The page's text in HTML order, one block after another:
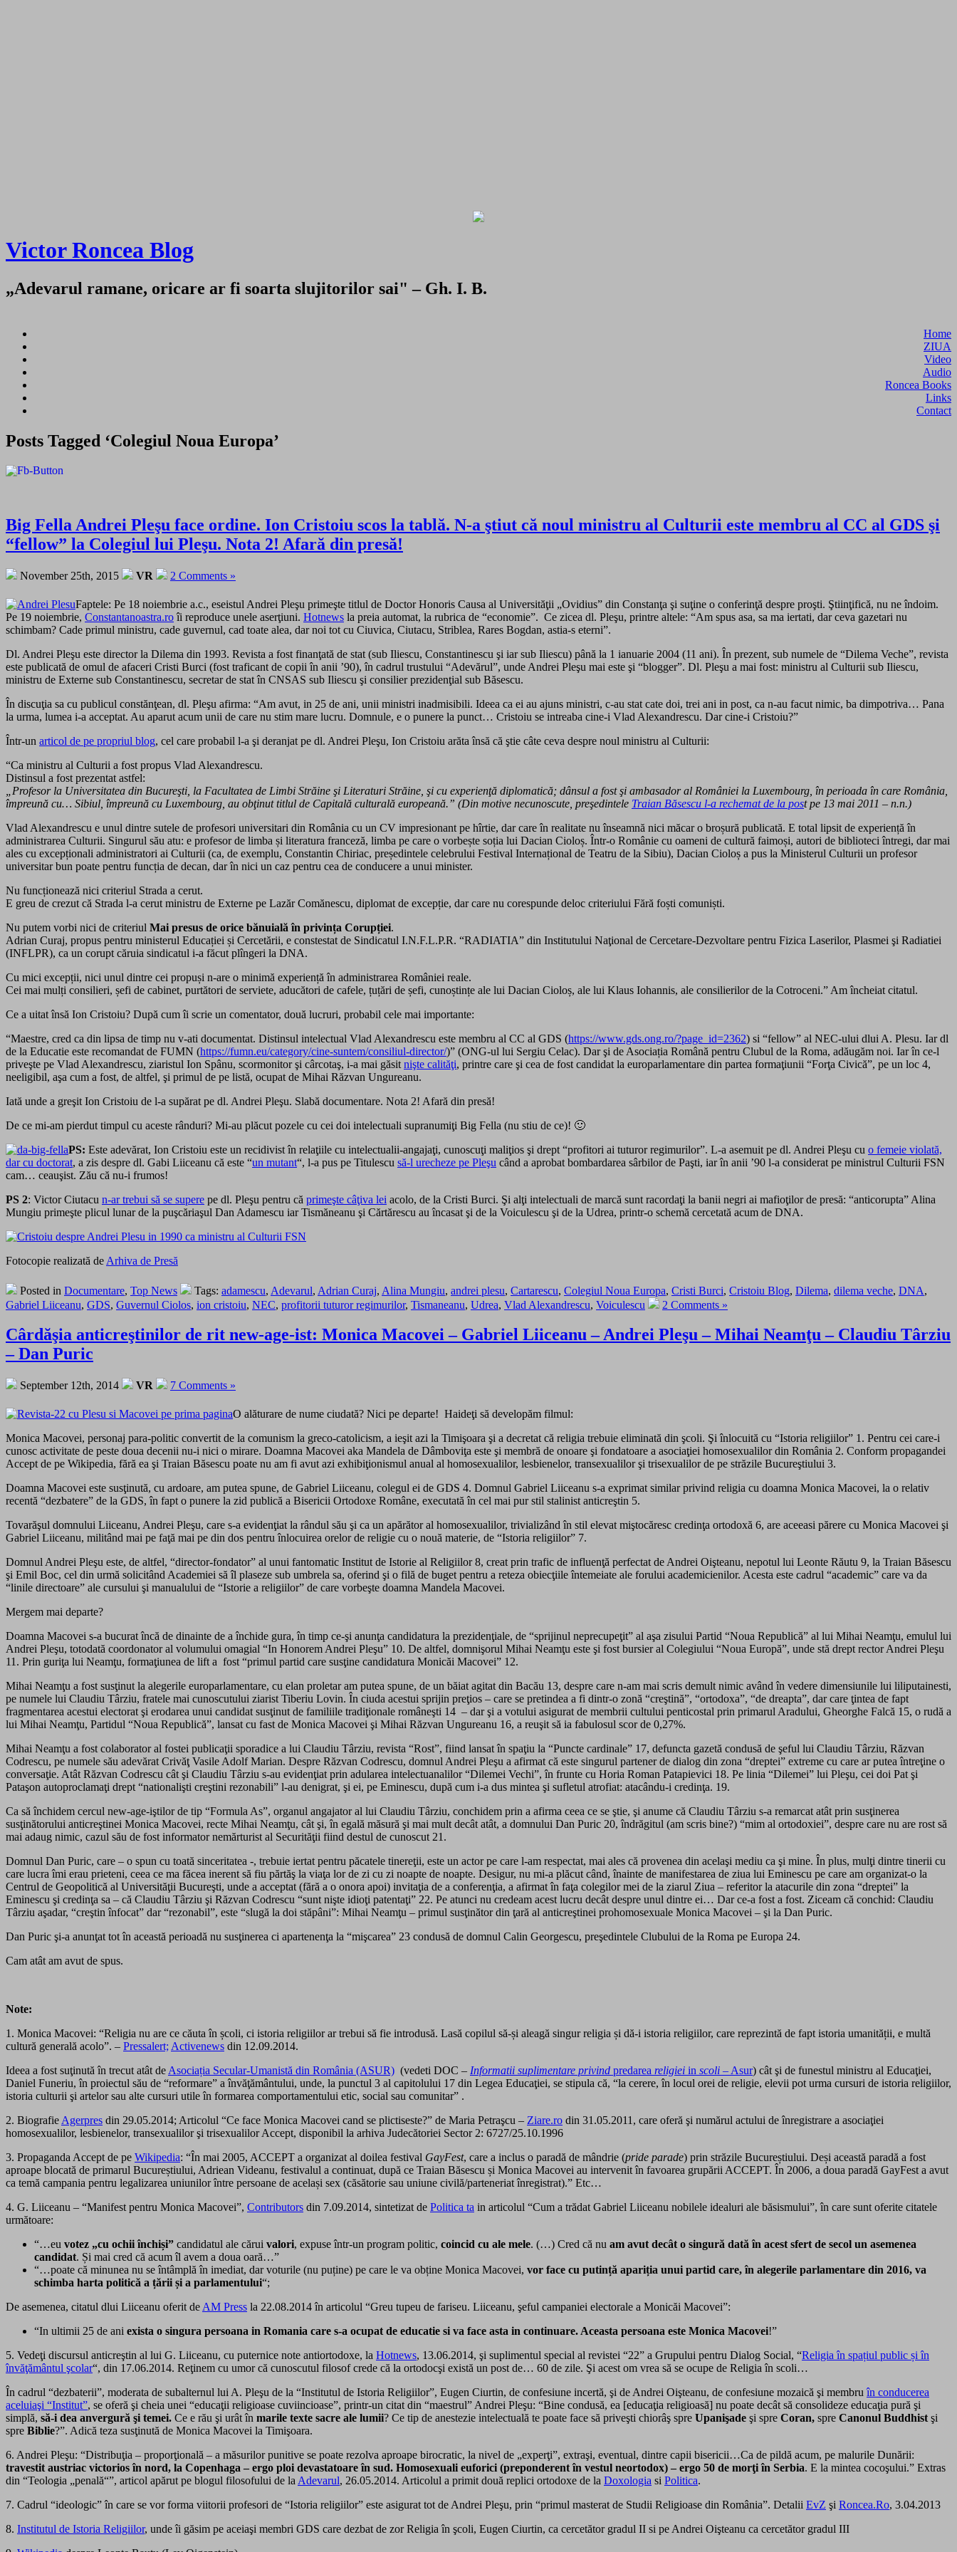
Victor Roncea Blog
„Adevarul ramane, oricare ar fi soarta slujitorilor sai" – Gh. I. B.
Home
ZIUA
Video
Audio
Roncea Books
Links
Contact
Posts Tagged ‘Colegiul Noua Europa’
Big Fella Andrei Pleşu face ordine. Ion Cristoiu scos la tablă. N-a ştiut că noul ministru al Culturii este membru al CC al GDS şi
“fellow” la Colegiul lui Pleşu. Nota 2! Afară din presă!
November 25th, 2015 VR 2 Comments »
Faptele: Pe 18 noiembrie a.c., eseistul Andrei Pleşu primeşte titlul de Doctor Honoris Causa al Universităţii „Ovidius” din Constanţa şi suţine o conferinţă despre proşti. Ştiinţifică, nu ne îndoim.
Pe 19 noiembrie, Constantanoastra.roîi reproduce unele aserţiuni. Hotnews la preia automat, la rubrica de “economie”. Ce zicea dl. Pleşu, printre altele: “Am spus asa, sa ma iertati, dar ceva gazetari nu
schimbam? Cade primul ministru, cade guvernul, cad toate alea, dar noi tot cu Ciuvica, Ciutacu, Striblea, Rares Bogdan, astia-s eterni”.
Dl. Andrei Pleşu este director la Dilema din 1993. Revista a fost finanţată de stat (sub Iliescu, Constantinescu şi iar sub Iliescu) până la 1 ianuarie 2004 (11 ani). În prezent, sub numele de “Dilema Veche”, revista
este publicată de omul de afaceri Cristi Burci (fost traficant de copii în anii ’90), în cadrul trustului “Adevărul”, unde Andrei Pleşu mai este şi “blogger”. Dl. Pleşu a mai fost: ministru al Culturii sub Iliescu,
ministru de Externe sub Constantinescu, secretar de stat în CNSAS sub Iliescu şi consilier prezidenţial sub Băsescu.
În discuţia sa cu publicul constănţean, dl. Pleşu afirma: “Am avut, in 25 de ani, unii ministri inadmisibili. Ideea ca ei au ajuns ministri, c-au stat cate doi, trei ani in post, ca n-au facut nimic, ba dimpotriva… Pana
la urma, lumea i-a acceptat. Au aparut acum unii de care nu stim mare lucru. Domnule, e o punere la punct… Cristoiu se intreaba cine-i Vlad Alexandrescu. Dar cine-i Cristoiu?”
Într-un articol de pe propriul blog, cel care probabil l-a şi deranjat pe dl. Andrei Pleşu, Ion Cristoiu arăta însă că ştie câte ceva despre noul ministru al Culturii:
“Ca ministru al Culturii a fost propus Vlad Alexandrescu.
Distinsul a fost prezentat astfel:
„Profesor la Universitatea din Bucureşti, la Facultatea de Limbi Străine şi Literaturi Străine, şi cu experienţă diplomatică; dânsul a fost şi ambasador al României la Luxembourg, în perioada în care România,
împreună cu… Sibiul, împreună cu Luxembourg, au obţinut titlul de Capitală culturală europeană.” (Din motive necunoscute, preşedintele Traian Băsescu l-a rechemat de la post pe 13 mai 2011 – n.n.)
Vlad Alexandrescu e unul dintre sutele de profesori universitari din România cu un CV impresionant pe hîrtie, dar care în realitate nu înseamnă nici măcar o broșură publicată. E total lipsit de experiență în
administrarea Culturii. Singurul său atu: e profesor de limba și literatura franceză, limba pe care o vorbește soția lui Dacian Cioloș. Într-o Românie cu oameni de cultură faimoși, autori de biblioteci întregi, dar mai
ales cu excepționali administratori ai Culturii (ca, de exemplu, Constantin Chiriac, președintele celebrului Festival Internațional de Teatru de la Sibiu), Dacian Cioloș a pus la Ministerul Culturii un profesor
universitar bun poate pentru funcția de decan, dar în nici un caz pentru cea de conducere a unui minister.
Nu funcționează nici criteriul Strada a cerut.
E greu de crezut că Strada l-a cerut ministru de Externe pe Lazăr Comănescu, diplomat de excepție, dar care nu corespunde deloc criteriului Fără foști comuniști.
Nu putem vorbi nici de criteriul Mai presus de orice bănuială în privința Corupției.
Adrian Curaj, propus pentru ministerul Educației și Cercetării, e constestat de Sindicatul I.N.F.L.P.R. “RADIATIA” din Institutului Naţional de Cercetare-Dezvoltare pentru Fizica Laserilor, Plasmei şi Radiatiei
(INFLPR), ca un corupt căruia sindicatul i-a făcut plîngeri la DNA.
Cu mici excepții, nici unul dintre cei propuși n-are o minimă experiență în administrarea României reale.
Cei mai mulți consilieri, șefi de cabinet, purtători de serviete, aducători de cafele, țuțări de șefi, cunoștințe ale lui Dacian Cioloș, ale lui Klaus Iohannis, ale consilierilor de la Cotroceni.” Am încheiat citatul.
Ce a uitat însă Ion Cristoiu? După cum îi scrie un comentator, două lucruri, probabil cele mai importante:
“Maestre, cred ca din lipsa de timp nu v-ati documentat. Distinsul intelectual Vlad Alexandrescu este membru al CC al GDS (https://www.gds.ong.ro/?page_id=2362) si “fellow” al NEC-ului dlui A. Plesu. Iar dl
de la Educatie este recomandat de FUMN (https://fumn.eu/category/cine-suntem/consiliul-director/)” (ONG-ul lui Sergiu Celac). Dar şi de Asociația Română pentru Clubul de la Roma, adăugăm noi. Iar în ce-l
priveşte pe Vlad Alexandrescu, ziaristul Ion Spânu, scormonitor şi cârcotaş, i-a mai găsit nişte calităţi, printre care şi cea de fost candidat la europarlamentare din partea formaţiunii “Forţa Civică”, pe un loc 4,
neeligibil, aşa cum a fost, de altfel, şi primul de pe listă, ocupat de Mihai Răzvan Ungureanu.
Iată unde a greşit Ion Cristoiu de l-a supărat pe dl. Andrei Pleşu. Slabă documentare. Nota 2! Afară din presă!
De ce mi-am pierdut timpul cu aceste rânduri? Mi-au plăcut pozele cu cei doi intelectuali supranumiţi Big Fella (nu stiu de ce)! 🙂
PS: Este adevărat, Ion Cristoiu este un recidivist în relaţiile cu intelectualii-angajaţi, cunoscuţi maliţios şi drept “profitori ai tuturor regimurilor”. L-a asemuit pe dl. Andrei Pleşu cu o femeie violată,
dar cu doctorat, a zis despre dl. Gabi Liiceanu că este “un mutant“, l-a pus pe Titulescu să-l urecheze pe Pleşu când a aprobat bombardarea sârbilor de Paşti, iar în anii ’90 l-a considerat pe ministrul Culturii FSN
cam… ceauşist. Zău că nu-i frumos!
PS 2: Victor Ciutacu n-ar trebui să se supere pe dl. Pleşu pentru că primeşte câţiva lei acolo, de la Cristi Burci. Şi alţi intelectuali de marcă sunt racordaţi la banii negri ai mafioţilor de presă: “anticorupta” Alina
Mungiu primeşte plicul lunar de la puşcăriaşul Dan Adamescu iar Tismăneanu şi Cărtărescu au încasat şi de la Voiculescu şi de la Udrea, printr-o schemă cercetată acum de DNA.
Fotocopie realizată de Arhiva de Presă
Posted in Documentare, Top News Tags: adamescu, Adevarul, Adrian Curaj, Alina Mungiu, andrei plesu, Cartarescu, Colegiul Noua Europa, Cristi Burci, Cristoiu Blog, Dilema, dilema veche, DNA,
Gabriel Liiceanu, GDS, Guvernul Ciolos, ion cristoiu, NEC, profitorii tuturor regimurilor, Tismaneanu, Udrea, Vlad Alexandrescu, Voiculescu 2 Comments »
Cârdăşia anticreştinilor de rit new-age-ist: Monica Macovei – Gabriel Liiceanu – Andrei Pleşu – Mihai Neamţu – Claudiu Târziu
– Dan Puric
September 12th, 2014 VR 7 Comments »
O alăturare de nume ciudată? Nici pe departe! Haideţi să developăm filmul:
Monica Macovei, personaj para-politic convertit de la comunism la greco-catolicism, a ieşit azi la Timişoara şi a decretat că religia trebuie eliminată din şcoli. Şi înlocuită cu “Istoria religiilor” 1. Pentru cei care-i
cunosc activitate de peste doua decenii nu-i nici o mirare. Doamna Macovei aka Mandela de Dâmboviţa este şi membră de onoare şi fondatoare a asociaţiei homosexualilor din România 2. Conform propagandei
Accept de pe Wikipedia, fără ea şi Traian Băsescu poate nu am fi avut azi exhibiţionismul anual al homosexualilor, lesbienelor, transexualilor şi trisexualilor de pe străzile Bucureştiului 3.
Doamna Macovei este susţinută, cu ardoare, am putea spune, de Gabriel Liiceanu, colegul ei de GDS 4. Domnul Gabriel Liiceanu s-a exprimat similar privind religia cu doamna Monica Macovei, la o relativ
recentă “dezbatere” de la GDS, în fapt o punere la zid publică a Bisericii Ortodoxe Române, executată în cel mai pur stil stalinist anticreştin 5.
Tovarăşul domnului Liiceanu, Andrei Pleşu, care s-a evidenţiat la rândul său şi ca un apărător al homosexualilor, trivializând în stil elevat miştocăresc credinţa ortodoxă 6, are aceeasi părere cu Monica Macovei şi
Gabriel Liiceanu, militând mai pe faţă mai pe din dos pentru înlocuirea orelor de religie cu o nouă materie, de “Istoria religiilor” 7.
Domnul Andrei Pleşu este, de altfel, “director-fondator” al unui fantomatic Institut de Istorie al Religiilor 8, creat prin trafic de influenţă perfectat de Andrei Oişteanu, nepotul lui Leonte Răutu 9, la Traian Băsescu
şi Emil Boc, cel din urmă solicitând Academiei să îl plaseze sub umbrela sa, oferind şi o filă de buget pentru a reteza obiecţiile întemeiate ale forului academicienilor. Acesta este cadrul “academic” care va da
“linile directoare” ale cursului şi manualului de “Istorie a religiilor” de care vorbeşte doamna Mandela Macovei.
Mergem mai departe?
Doamna Macovei s-a bucurat încă de dinainte de a închide gura, în timp ce-şi anunţa candidatura la prezidenţiale, de “sprijinul neprecupeţit” al aşa zisului Partid “Noua Republică” al lui Mihai Neamţu, emulul lui
Andrei Pleşu, totodată coordonator al volumului omagial “In Honorem Andrei Pleşu” 10. De altfel, domnişorul Mihai Neamţu este şi fost bursier al Colegiului “Noua Europă”, unde stă drept rector Andrei Pleşu
11. Prin guriţa lui Neamţu, formaţiunea de lift a fost “primul partid care susţine candidatura Monicăi Macovei” 12.
Mihai Neamţu a fost susţinut la alegerile europarlamentare, cu elan proletar am putea spune, de un băiat agitat din Bacău 13, despre care n-am mai scris demult nimic având în vedere dimensiunile lui liliputainesti,
pe numele lui Claudiu Târziu, fratele mai cunoscutului ziarist Tiberiu Lovin. În ciuda acestui sprijin preţios – care se pretindea a fi dintr-o zonă “creştină”, “ortodoxa”, “de dreapta”, dar care ţintea de fapt
fragmentarea acestui electorat şi erodarea unui candidat susţinut de familiile tradiţionale româneşti 14 – dar şi a votului asigurat de membrii cultului penticostal prin primarul Aradului, Gheorghe Falcă 15, o rudă a
lui Mihai Neamţu, Partidul “Noua Republică”, lansat cu fast de Monica Macovei şi Mihai Răzvan Ungureanu 16, a reuşit să ia fabulosul scor de 0,27%.
Mihai Neamţu a fost colaborator al fostei publicaţii sporadice a lui Claudiu Târziu, revista “Rost”, fiind lansat în spaţiu la “Puncte cardinale” 17, defuncta gazetă condusă de şeful lui Claudiu Târziu, Răzvan
Codrescu, pe numele său adevărat Crivăţ Vasile Adolf Marian. Despre Răzvan Codrescu, domnul Andrei Pleşu a afirmat că este singurul partener de dialog din zona “dreptei” extreme cu care ar putea întreţine o
conversaţie. Atât Răzvan Codrescu cât şi Claudiu Târziu s-au evidenţiat prin adularea intelectuanalilor “Dilemei Vechi”, în frunte cu Horia Roman Patapievici 18. Pe linia “Dilemei” lui Pleşu, cei doi Pat şi
Pataşon autoproclamaţi drept “nationalişti creştini rezonabili” l-au denigrat, şi ei, pe Eminescu, după cum i-a dus mintea şi sufletul atrofiat: atacându-i credinţa. 19.
Ca să închidem cercul new-age-iştilor de tip “Formula As”, organul angajator al lui Claudiu Târziu, conchidem prin a afirma ceea ce se ştie, şi anume că Claudiu Târziu s-a remarcat atât prin susţinerea
susţinătorului anticreştinei Monica Macovei, recte Mihai Neamţu, cât şi, în egală măsură şi mai mult decât atât, a domnului Dan Puric 20, îndrăgitul (am scris bine?) “mim al ortodoxiei”, despre care nu are rost să
mai adaug nimic, cazul său de fost informator nemărturist al Securităţii fiind destul de cunoscut 21.
Domnul Dan Puric, care – o spun cu toată sinceritatea -, trebuie iertat pentru păcatele tinereţii, este un actor pe care l-am respectat, mai ales că provenea din acelaşi mediu ca şi mine. În plus, mulţi dintre tinerii cu
care lucra îmi erau prieteni, ceea ce ma făcea inerent să fiu părtăş la viaţa lor de zi cu zi noapte de noapte. Desigur, nu mi-a plăcut când, înainte de manifestarea de ziua lui Eminescu pe care am organizat-o la
Centrul de Geopolitică al Universităţii Bucureşti, unde a acceptat (fără a o onora apoi) invitaţia de a conferenţia, a afirmat în faţa colegilor mei de la ziarul Ziua – referitor la atacurile din zona “dreptei” la
Eminescu şi credinţa sa – că Claudiu Târziu şi Răzvan Codrescu “sunt nişte idioţi patentaţi” 22. Pe atunci nu credeam acest lucru decât despre unul dintre ei… Dar ce-a fost a fost. Ziceam că conchid: Claudiu
Târziu aşadar, “creştin înfocat” dar “rezonabil”, este “slugă la doi stăpâni”: Mihai Neamţu – primul susţinător din ţară al anticreştinei prohomosexuale Monica Macovei – şi la Dan Puric.
Dan Puric şi-a anunţat tot în această perioadă nu susţinerea ci apartenenţa la “mişcarea” 23 condusă de domnul Calin Georgescu, preşedintele Clubului de la Roma pe Europa 24.
Cam atât am avut de spus.
Note:
1. Monica Macovei: “Religia nu are ce căuta în școli, ci istoria religiilor ar trebui să fie introdusă. Lasă copilul să-și aleagă singur religia și dă-i istoria religiilor, care reprezintă de fapt istoria umanității, e multă
cultură generală acolo”. – Pressalert; Activenews din 12.09.2014.
Ideea a fost suţinută în trecut atât de Asociația Secular-Umanistă din România (ASUR) (vedeti DOC – Informatii suplimentare privind predarea religiei in scoli – Asur) cât şi de funestul ministru al Educaţiei,
Daniel Funeriu, în proiectul său de “reformare” a învăţământului, unde, la punctul 3 al capitolului 17 din Legea Educaţiei, se stipula că, “la cerere, în locul orei de religie, elevii pot urma cursuri de istoria religiilor,
istoria culturii şi artelor sau alte cursuri utile în formarea comportamentului etic, social sau comunitar” .
2. Biografie Agerpres din 29.05.2014; Articolul “Ce face Monica Macovei cand se plictiseste?” de Maria Petraşcu – Ziare.ro din 31.05.2011, care oferă şi numărul actului de înregistrare a asociaţiei
homosexualilor, lesbienelor, transexualilor şi trisexualilor Accept, disponibil la arhiva Judecătoriei Sector 2: 6727/25.10.1996
3. Propaganda Accept de pe Wikipedia: “În mai 2005, ACCEPT a organizat al doilea festival GayFest, care a inclus o paradă de mândrie (pride parade) prin străzile Bucureștiului. Deși această paradă a fost
aproape blocată de primarul Bucureștiului, Adriean Videanu, festivalul a continuat, după ce Traian Băsescu și Monica Macovei au intervenit în favoarea grupării ACCEPT. În 2006, a doua paradă GayFest a avut
ca temă campania pentru legalizarea uniunilor între persoane de același sex (căsătorie sau uniune civilă/parteneriat înregistrat).” Etc…
4. G. Liiceanu – “Manifest pentru Monica Macovei”, Contributors din 7.09.2014, sintetizat de Politica ta in articolul “Cum a trădat Gabriel Liiceanu nobilele idealuri ale băsismului”, în care sunt oferite citatele
următoare:
“…eu votez „cu ochii închiși” candidatul ale cărui valori, expuse într-un program politic, coincid cu ale mele. (…) Cred că nu am avut decât o singură dată în acest sfert de secol un asemenea
candidat. Și mai cred că acum îl avem a doua oară…”
“…poate că minunea nu se întâmplă în imediat, dar voturile (nu puține) pe care le va obține Monica Macovei, vor face cu putință apariția unui partid care, în alegerile parlamentare din 2016, va
schimba harta politică a țării și a parlamentului“;
De asemenea, citatul dlui Liiceanu oferit de AM Press la 22.08.2014 în articolul “Greu tupeu de fariseu. Liiceanu, şeful campaniei electorale a Monicăi Macovei”:
“In ultimii 25 de ani exista o singura persoana in Romania care s-a ocupat de educatie si va face asta in continuare. Aceasta persoana este Monica Macovei!”
5. Vedeţi discursul anticreştin al lui G. Liiceanu, cu puternice note antiortodoxe, la Hotnews, 13.06.2014, şi suplimentul special al revistei “22” a Grupului pentru Dialog Social, “Religia în spațiul public și în
învăţământul şcolar“, din 17.06.2014. Reţinem cu umor că cunoscutul filosof crede că la ortodocşi există un post de… 60 de zile. Şi acest om vrea să se ocupe de Religia în scoli…
În cadrul “dezbaterii”, moderata de subalternul lui A. Pleşu de la “Institutul de Istoria Religiilor”, Eugen Ciurtin, de confesiune incertă, şi de Andrei Oişteanu, de confesiune mozaică şi membruîn conducerea
aceluiaşi “Institut”, se oferă şi cheia unei “educaţii religioase cuviincioase”, printr-un citat din “maestrul” Andrei Pleşu: “Bi­ne condusă, ea [educaţia religioasă] nu poate decât să con­so­lideze educaţia pură şi
simplă, să-i dea anvergură şi temei. Ce e rău şi urât în marile texte sacre ale lumii? Ce tip de anes­tezie intelectuală te poate face să priveşti chiorâş spre Upanişade şi spre Coran, spre Canonul Buddhist şi
spre Bi­blie?”. Adică teza susţinută de Monica Macovei la Timişoara.
6. Andrei Pleşu: “Distribuţia – proporţională – a măsurilor punitive se poate rezolva aproape birocratic, la nivel de „experţi”, extraşi, eventual, dintre capii bisericii…Ca de pildă acum, pe malurile Dunării:
travestit austriac victorios în nord, la Copenhaga – ergo ploi devastatoare în sud. Homosexuali euforici (preponderent în vestul neortodox) – ergo 50 de morţi în Serbia. E la mintea cocoşului.” Extras
din “Teologia „penală“”, articol apărut pe blogul filosofului de la Adevarul, 26.05.2014. Articolul a primit două replici ortodoxe de la Doxologia si Politica.
7. Cadrul “ideologic” în care se vor forma viitorii profesori de “Istoria religiilor” este asigurat tot de Andrei Pleşu, prin “primul masterat de Studii Religioase din România”. Detalii EvZ şi Roncea.Ro, 3.04.2013
8. Institutul de Istoria Religiilor, unde îi găsim pe aceiaşi membri GDS care dezbat de zor Religia în şcoli, Eugen Ciurtin, ca cercetător gradul II si pe Andrei Oişteanu ca cercetător gradul III